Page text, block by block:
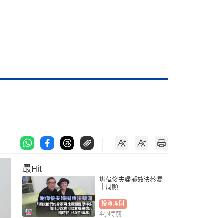
最Hit
謝偉俊夫婦擬效法蔡瀾
｜周顯
投資理財
4小時前